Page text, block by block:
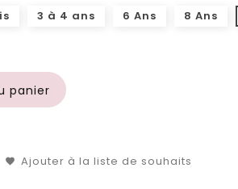
3 à 4 ans 6 Ans 8 Ans
panier
Ajouter à la liste de souhaits